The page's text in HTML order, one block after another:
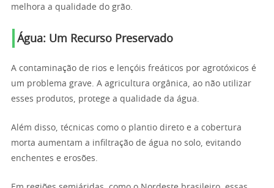
melhora a qualidade do grão.
Água: Um Recurso Preservado
A contaminação de rios e lençóis freáticos por agrotóxicos é
um problema grave. A agricultura orgânica, ao não utilizar
esses produtos, protege a qualidade da água.
Além disso, técnicas como o plantio direto e a cobertura
morta aumentam a infiltração de água no solo, evitando
enchentes e erosões.